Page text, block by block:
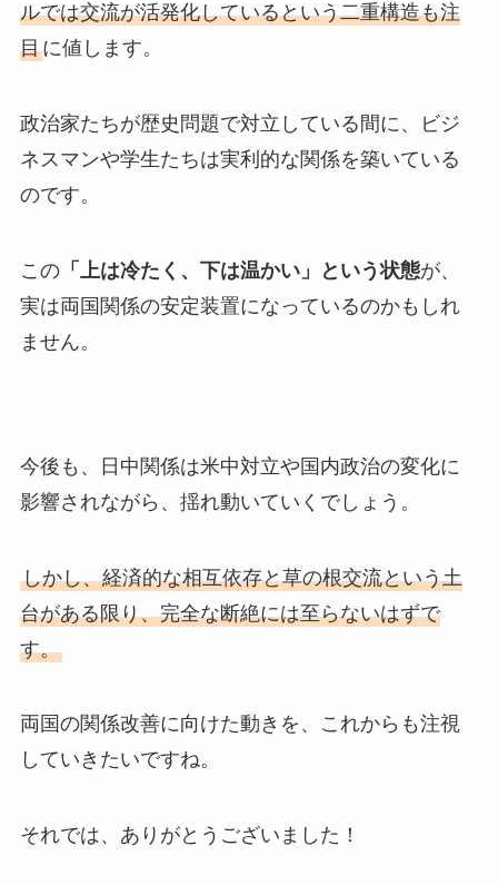
ルでは交流が活発化しているという二重構造も注
目に値します。
政治家たちが歴史問題で対立している間に、ビジ
ネスマンや学生たちは実利的な関係を築いている
のです。
この「上は冷たく、下は温かい」という状態が、
実は両国関係の安定装置になっているのかもしれ
ません。
今後も、日中関係は米中対立や国内政治の変化に
影響されながら、揺れ動いていくでしょう。
しかし、経済的な相互依存と草の根交流という土
台がある限り、完全な断絶には至らないはずで
す。
両国の関係改善に向けた動きを、これからも注視
していきたいですね。
それでは、ありがとうございました！